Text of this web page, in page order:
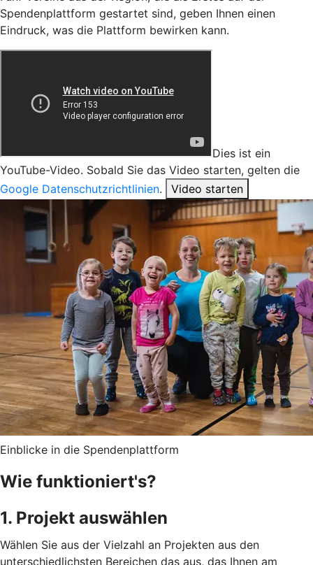
Spendenplattform gestartet sind, geben Ihnen einen
Eindruck, was die Plattform bewirken kann.
Dies ist ein
YouTube-Video. Sobald Sie das Video starten, gelten die
Google Datenschutzrichtlinien. Video starten
Einblicke in die Spendenplattform
Wie funktioniert's?
1. Projekt auswählen
Wählen Sie aus der Vielzahl an Projekten aus den
unterschiedlichsten Bereichen das aus, das Ihnen am